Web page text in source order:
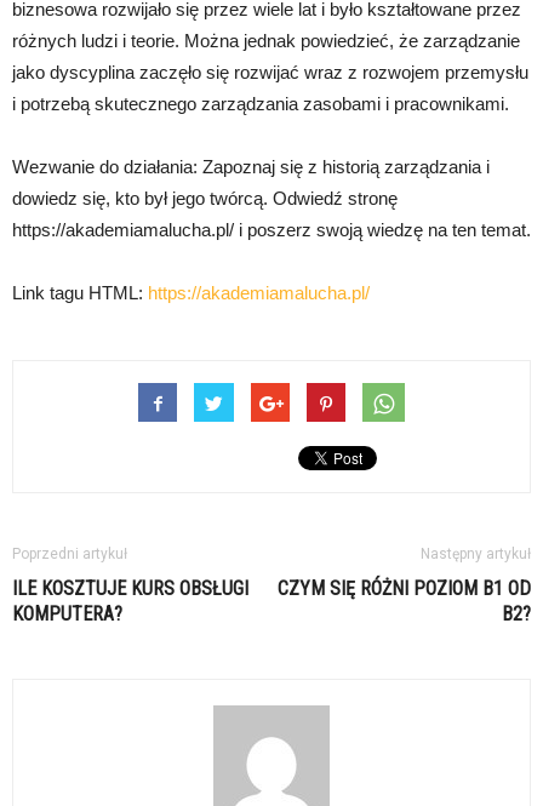
biznesowa rozwijało się przez wiele lat i było kształtowane przez
różnych ludzi i teorie. Można jednak powiedzieć, że zarządzanie
jako dyscyplina zaczęło się rozwijać wraz z rozwojem przemysłu
i potrzebą skutecznego zarządzania zasobami i pracownikami.
Wezwanie do działania: Zapoznaj się z historią zarządzania i
dowiedz się, kto był jego twórcą. Odwiedź stronę
https://akademiamalucha.pl/ i poszerz swoją wiedzę na ten temat.
Link tagu HTML: https://akademiamalucha.pl/
Poprzedni artykuł
ILE KOSZTUJE KURS OBSŁUGI
KOMPUTERA?
Następny artykuł
CZYM SIĘ RÓŻNI POZIOM B1 OD
B2?